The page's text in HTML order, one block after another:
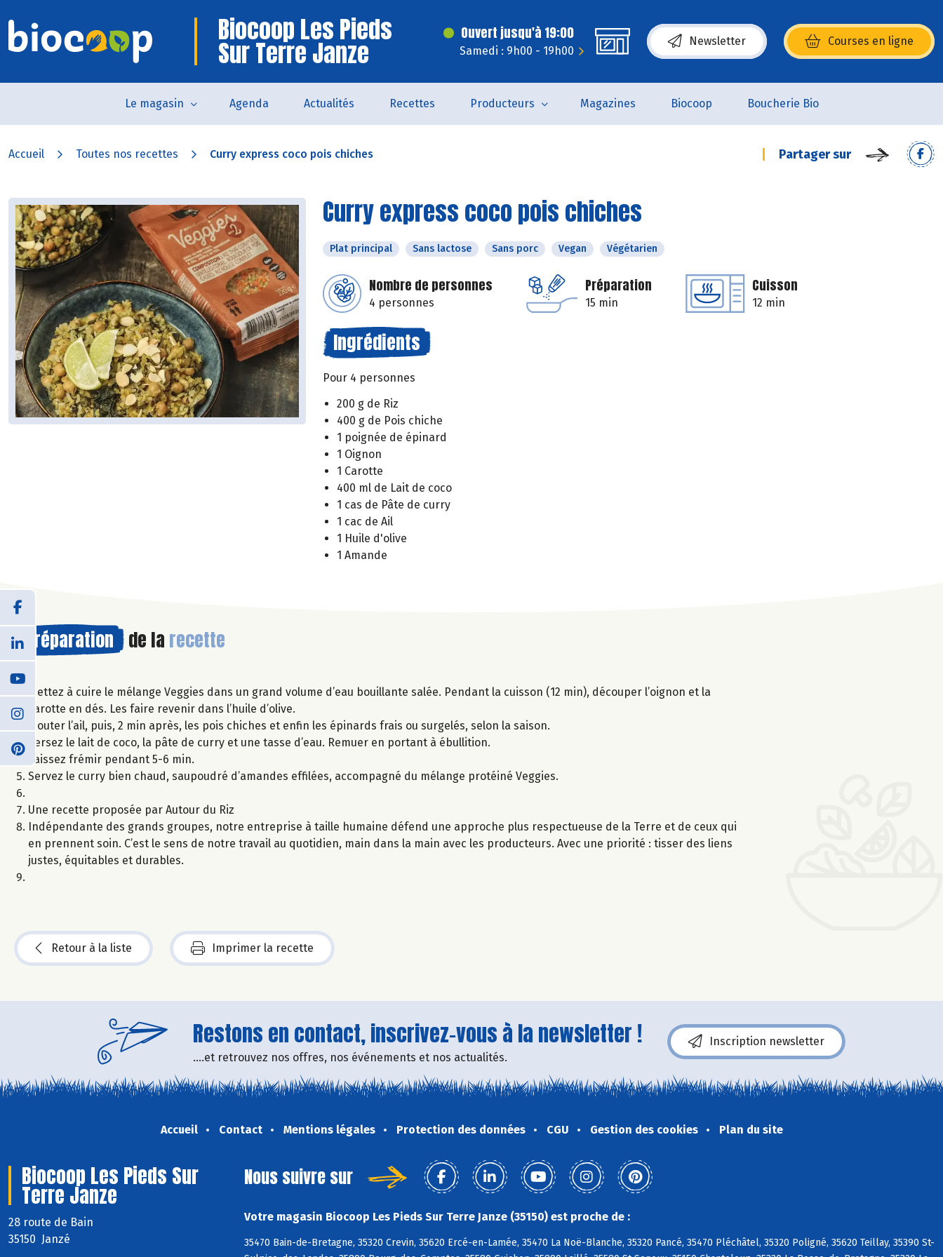
Biocoop Les Pieds
Sur Terre Janze
Ouvert jusqu'à 19:00
Samedi : 9h00 - 19h00
Newsletter Courses en ligne
(s’ouvre dans une nouvelle fenêtre)
Le magasin Agenda Actualités Recettes Producteurs Magazines Biocoop Boucherie Bio
Accueil Toutes nos recettes Curry express coco pois chiches Partager sur
Curry express coco pois chiches
Plat principal Sans lactose Sans porc Vegan Végétarien
Nombre de personnes
4 personnes
Préparation
15 min
Cuisson
12 min
Ingrédients
Pour 4 personnes
200 g de Riz
400 g de Pois chiche
1 poignée de épinard
1 Oignon
1 Carotte
400 ml de Lait de coco
1 cas de Pâte de curry
1 cac de Ail
1 Huile d'olive
1 Amande
Préparation de la recette
Mettez à cuire le mélange Veggies dans un grand volume d’eau bouillante salée. Pendant la cuisson (12 min), découper l’oignon et la
carotte en dés. Les faire revenir dans l’huile d’olive.
Ajouter l’ail, puis, 2 min après, les pois chiches et enfin les épinards frais ou surgelés, selon la saison.
Versez le lait de coco, la pâte de curry et une tasse d’eau. Remuer en portant à ébullition.
Laissez frémir pendant 5-6 min.
Servez le curry bien chaud, saupoudré d’amandes effilées, accompagné du mélange protéiné Veggies.
Une recette proposée par Autour du Riz
Indépendante des grands groupes, notre entreprise à taille humaine défend une approche plus respectueuse de la Terre et de ceux qui
en prennent soin. C’est le sens de notre travail au quotidien, main dans la main avec les producteurs. Avec une priorité : tisser des liens
justes, équitables et durables.
Retour à la liste Imprimer la recette
Restons en contact, inscrivez-vous à la newsletter !
....et retrouvez nos offres, nos événements et nos actualités.
Inscription newsletter
Accueil Contact Mentions légales Protection des données CGU Gestion des cookies Plan du site
Biocoop Les Pieds Sur
Terre Janze
28 route de Bain
35150 Janzé
Nous suivre sur
Votre magasin Biocoop Les Pieds Sur Terre Janze (35150) est proche de :
35470 Bain-de-Bretagne, 35320 Crevin, 35620 Ercé-en-Lamée, 35470 La Noë-Blanche, 35320 Pancé, 35470 Pléchâtel, 35320 Poligné, 35620 Teillay, 35390 St-